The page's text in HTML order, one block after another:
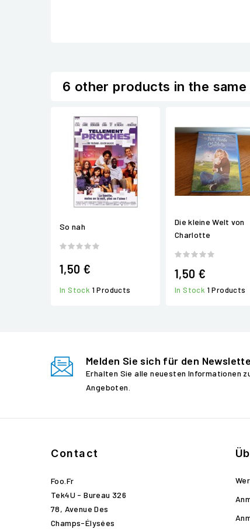
6 other products in the
So nah
1,50 €
In Stock 1 Products
Die kleine Welt von
Charlotte
1,50 €
In Stock 1 Products
Melden Sie sich für den
Erhalten Sie alle neuesten Informationen
Angeboten.
Contact
Foo.fr
Tek4U - Bureau 326
78, Avenue Des
Champs-Élysées